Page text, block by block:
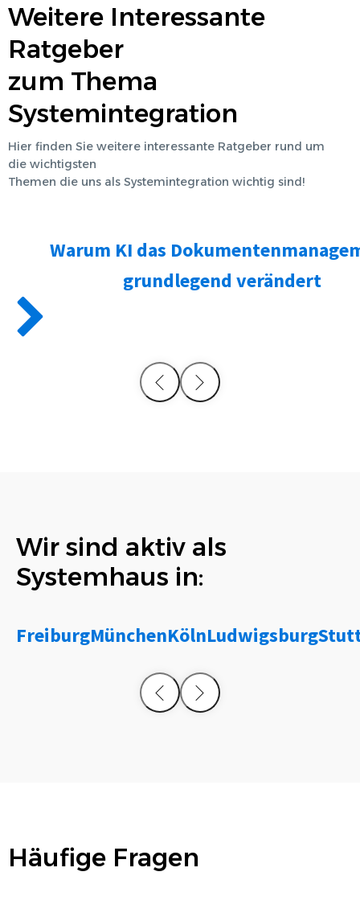
Weitere Interessante
Ratgeber
zum Thema
Systemintegration
Hier finden Sie weitere interessante Ratgeber rund um
die wichtigsten
Themen die uns als Systemintegration wichtig sind!
Warum KI das
grundlegend verändert
Wir sind aktiv als
Systemhaus in:
FreiburgMünchenKölnLudwigsburg
Häufige Fragen